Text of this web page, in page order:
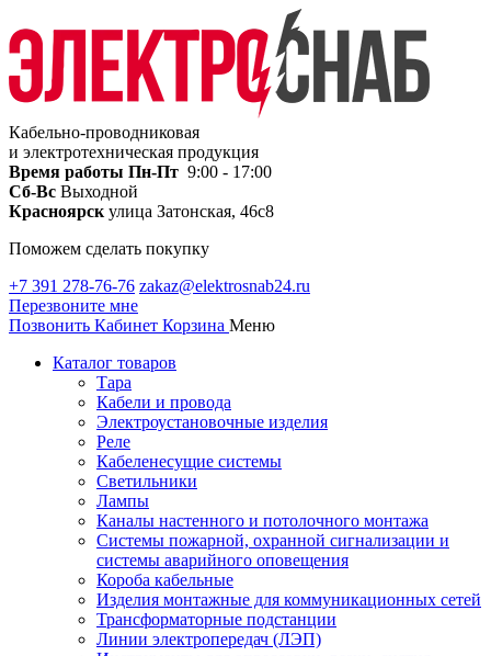
Кабельно-проводниковая
и электротехническая продукция
Время работы Пн-Пт 9:00 - 17:00
Сб-Вс Выходной
Красноярск улица Затонская, 46с8
Поможем сделать покупку
+7 391 278-76-76 zakaz@elektrosnab24.ru
Перезвоните мне
Позвонить Кабинет Корзина Меню
Каталог товаров
Тара
Кабели и провода
Электроустановочные изделия
Реле
Кабеленесущие системы
Светильники
Лампы
Каналы настенного и потолочного монтажа
Системы пожарной, охранной сигнализации и
системы аварийного оповещения
Короба кабельные
Изделия монтажные для коммуникационных сетей
Трансформаторные подстанции
Линии электропередач (ЛЭП)